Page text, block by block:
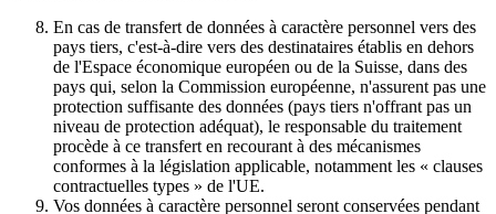
En cas de transfert de données à caractère personnel vers des
pays tiers, c'est-à-dire vers des destinataires établis en dehors
de l'Espace économique européen ou de la Suisse, dans des
pays qui, selon la Commission européenne, n'assurent pas une
protection suffisante des données (pays tiers n'offrant pas un
niveau de protection adéquat), le responsable du traitement
procède à ce transfert en recourant à des mécanismes
conformes à la législation applicable, notamment les « clauses
contractuelles types » de l'UE.
Vos données à caractère personnel seront conservées pendant